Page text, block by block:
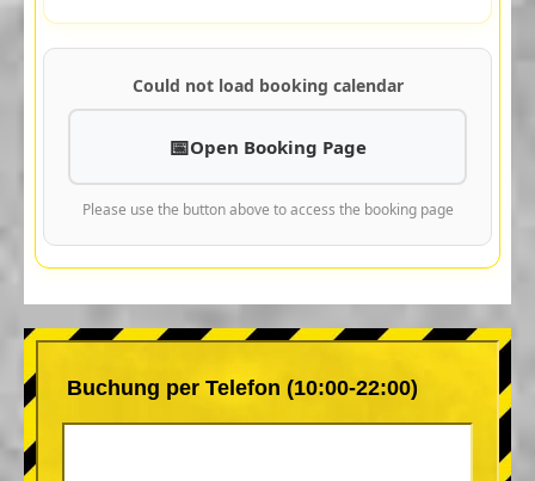
Could not load booking calendar
Open Booking Page
Please use the button above to access the booking page
Buchung per Telefon (10:00-22:00)